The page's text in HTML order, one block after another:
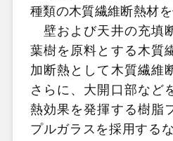
種類の木質繊維断熱材を
壁および天井の充填
葉樹を原料とする木質
加断熱として木質繊維
さらに、大開口部など
熱効果を発揮する樹脂
プルガラスを採用する